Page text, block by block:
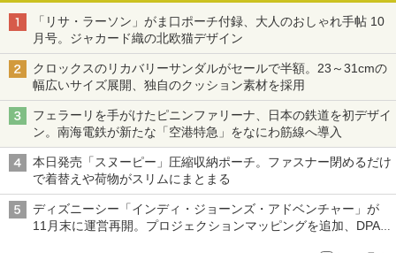
「リサ・ラーソン」がま口ポーチ付録、大人のおしゃれ手帖 10
月号。ジャカード織の北欧猫デザイン
クロックスのリカバリーサンダルがセールで半額。23～31cmの
幅広いサイズ展開、独自のクッション素材を採用
フェラーリを手がけたピニンファリーナ、日本の鉄道を初デザイ
ン。南海電鉄が新たな「空港特急」をなにわ筋線へ導入
本日発売「スヌーピー」圧縮収納ポーチ。ファスナー閉めるだけ
で着替えや荷物がスリムにまとまる
ディズニーシー「インディ・ジョーンズ・アドベンチャー」が
11月末に運営再開。プロジェクションマッピングを追加、DPA